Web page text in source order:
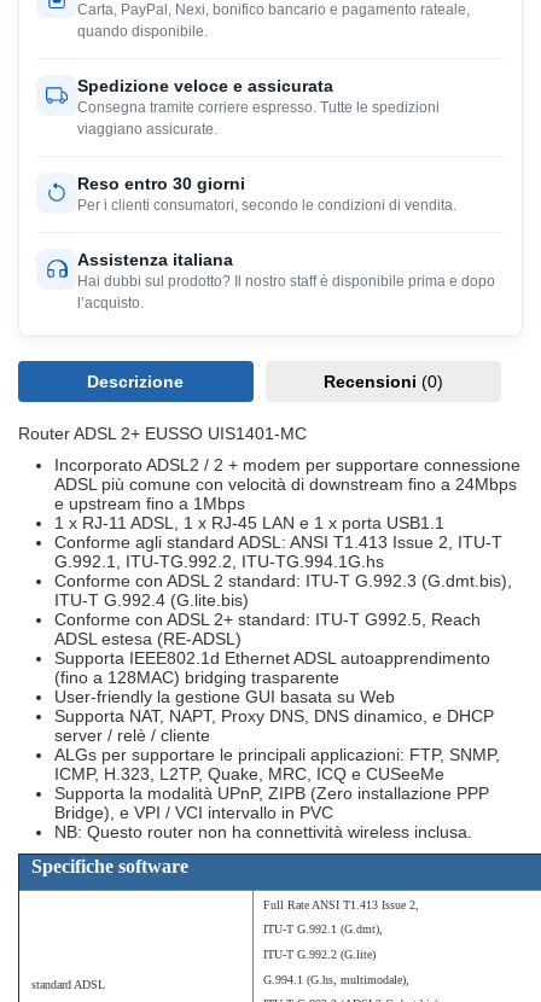
Carta, PayPal, Nexi, bonifico bancario e pagamento rateale,
quando disponibile.
Spedizione veloce e assicurata
Consegna tramite corriere espresso. Tutte le spedizioni
viaggiano assicurate.
Reso entro 30 giorni
Per i clienti consumatori, secondo le condizioni di vendita.
Assistenza italiana
Hai dubbi sul prodotto? Il nostro staff è disponibile prima e dopo
l’acquisto.
Descrizione Recensioni (0)
Router ADSL 2+ EUSSO UIS1401-MC
Incorporato ADSL2 / 2 + modem per supportare connessione
ADSL più comune con velocità di downstream fino a 24Mbps
e upstream fino a 1Mbps
1 x RJ-11 ADSL, 1 x RJ-45 LAN e 1 x porta USB1.1
Conforme agli standard ADSL: ANSI T1.413 Issue 2, ITU-T
G.992.1, ITU-TG.992.2, ITU-TG.994.1G.hs
Conforme con ADSL 2 standard: ITU-T G.992.3 (G.dmt.bis),
ITU-T G.992.4 (G.lite.bis)
Conforme con ADSL 2+ standard: ITU-T G992.5, Reach
ADSL estesa (RE-ADSL)
Supporta IEEE802.1d Ethernet ADSL autoapprendimento
(fino a 128MAC) bridging trasparente
User-friendly la gestione GUI basata su Web
Supporta NAT, NAPT, Proxy DNS, DNS dinamico, e DHCP
server / relè / cliente
ALGs per supportare le principali applicazioni: FTP, SNMP,
ICMP, H.323, L2TP, Quake, MRC, ICQ e CUSeeMe
Supporta la modalità UPnP, ZIPB (Zero installazione PPP
Bridge), e VPI / VCI intervallo in PVC
NB: Questo router non ha connettività wireless inclusa.
Specifiche software
standard ADSL
Full Rate ANSI T1.413 Issue 2,
ITU-T G.992.1 (G.dmt),
ITU-T G.992.2 (G.lite)
G.994.1 (G.hs, multimodale),